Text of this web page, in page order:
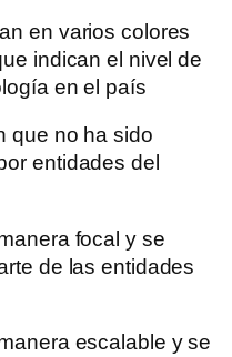
en varios colores
indican el nivel de
en el país
que no ha sido
entidades del
focal y se
de las entidades
escalable y se